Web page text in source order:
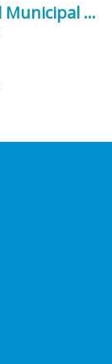
Procès-Verbal du Conseil Municipal du 20 mars 2026